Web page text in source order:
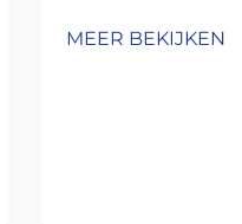
MEER BEKIJKEN